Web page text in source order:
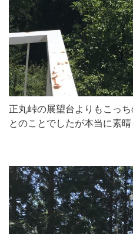
正丸峠の展望台よりもこっち
とのことでしたが本当に素晴